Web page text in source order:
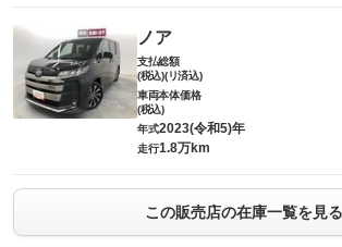
ノア
支払総額
(税込)(リ済込)
車両本体価格
(税込)
年式2023(令和5)年
走行1.8万km
この販売店の在庫一覧を見る